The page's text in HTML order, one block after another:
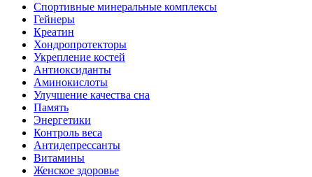
Спортивные минеральные комплексы
Гейнеры
Креатин
Хондропротекторы
Укрепление костей
Антиоксиданты
Аминокислоты
Улучшение качества сна
Память
Энергетики
Контроль веса
Антидепрессанты
Витамины
Женское здоровье